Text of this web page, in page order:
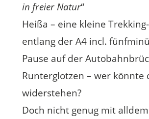
in freier Natur“
Heißa – eine kleine
entlang der A4 incl.
Pause auf der
Runterglotzen – wer könnte
widerstehen?
Doch nicht genug mit